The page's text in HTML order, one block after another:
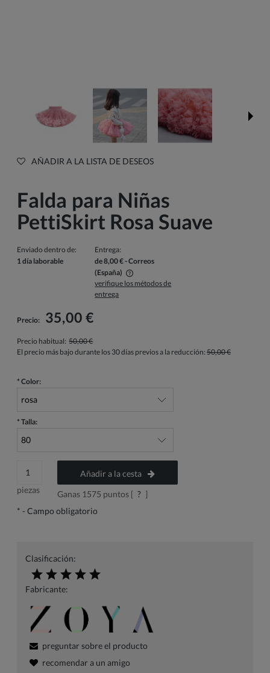
AÑADIR A LA LISTA DE DESEOS
Falda para Niñas
PettiSkirt Rosa Suave
Enviado dentro de:
1 día laborable
Entrega:
de 8,00 €- Correos
(España)
El precio no incluye los posibles gastos de pago
verifique los métodos de
entrega
Precio: 35,00 €
Precio habitual: 50,00 €
El precio más bajo durante los 30 días previos a la reducción: 50,00 €
* Color:
* Talla:
piezas
Añadir a la cesta
Ganas 1575 puntos [ ? ]
* - Campo obligatorio
Clasificación:
Fabricante:
preguntar sobre el producto
recomendar a un amigo